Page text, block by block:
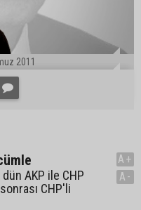
2011
AKP ile CHP
CHP'li
A+
A-